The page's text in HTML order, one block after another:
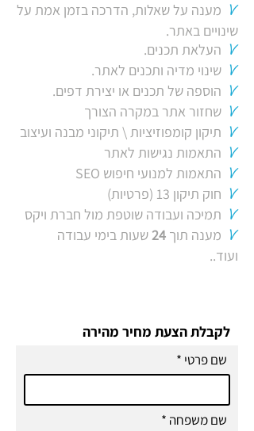
V מענה על שאלות, הדרכה בזמן אמת על
שינויים באתר.
V העלאת תכנים.
V שינוי מדיה ותכנים לאתר.
V הוספה של תכנים או יצירת דפים.
V שחזור אתר במקרה הצורך
V תיקון קומפוזיציות \ תיקוני מבנה ועיצוב
V התאמות נגישות לאתר
V התאמות למנועי חיפוש SEO
V חוק תיקון 13 (פרטיות)
V תמיכה ועבודה שוטפת מול חברת ויקס
V מענה תוך 24שעות בימי עבודה
ועוד..
שם משפחה
שם פרטי
לקבלת הצעת מחיר מהירה